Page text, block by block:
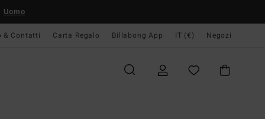
Uomo
& Contatti Carta Regalo Billabong App IT (€) Negozi